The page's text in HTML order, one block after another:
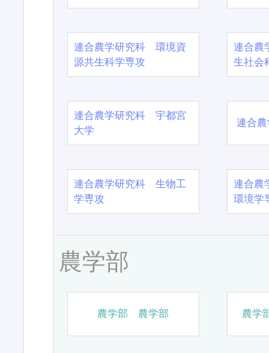
連合農学研究科 環境資
源共生科学専攻
連合農
生社会
連合農学研究科 宇都宮
大学
連合
連合農学研究科 生物工
学専攻
連合農
環境学
農学部
農学部 農学部 農学